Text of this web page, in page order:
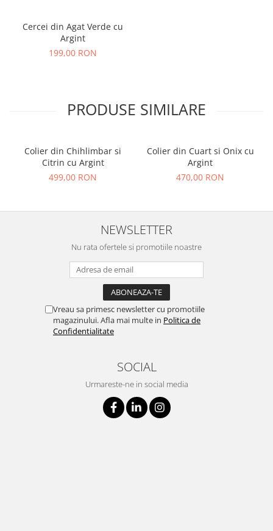
Cercei din Agat Verde cu
Argint
199,00 RON
PRODUSE SIMILARE
Colier din Chihlimbar si
Citrin cu Argint
499,00 RON
Colier din Cuart si Onix cu
Argint
470,00 RON
NEWSLETTER
Nu rata ofertele si promotiile noastre
Vreau sa primesc newsletter cu promotiile
magazinului. Afla mai multe in Politica de
Confidentialitate
SOCIAL
Urmareste-ne in social media